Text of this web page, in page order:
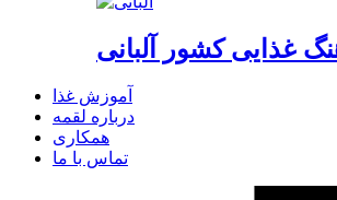
غذایی کشور آلبانی
آموزش غذا
درباره لقمه
همکاری
تماس با ما